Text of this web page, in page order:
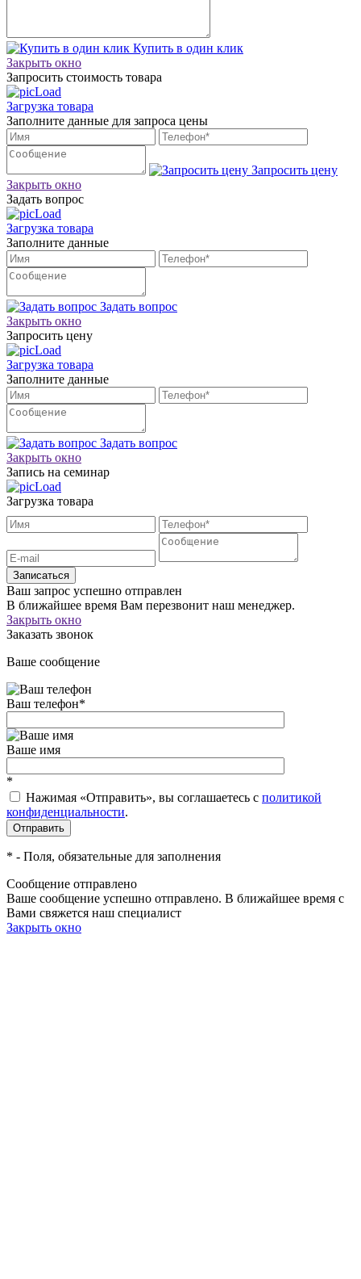
Купить в один клик
Закрыть окно
Запросить стоимость товара
Загрузка товара
Заполните данные для запроса цены
Запросить цену
Закрыть окно
Задать вопрос
Загрузка товара
Заполните данные
Задать вопрос
Закрыть окно
Запросить цену
Загрузка товара
Заполните данные
Задать вопрос
Закрыть окно
Запись на семинар
Загрузка товара
Записаться
Ваш запрос успешно отправлен
В ближайшее время Вам перезвонит наш менеджер.
Закрыть окно
Заказать звонок
Ваше сообщение
Ваш телефон*
Ваше имя
*
Нажимая «Отправить», вы соглашаетесь c политикой
конфиденциальности.
* - Поля, обязательные для заполнения
Сообщение отправлено
Ваше сообщение успешно отправлено. В ближайшее время с
Вами свяжется наш специалист
Закрыть окно